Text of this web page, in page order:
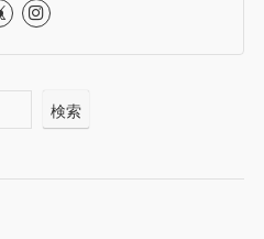
検索